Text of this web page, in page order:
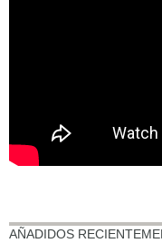
AÑADIDOS